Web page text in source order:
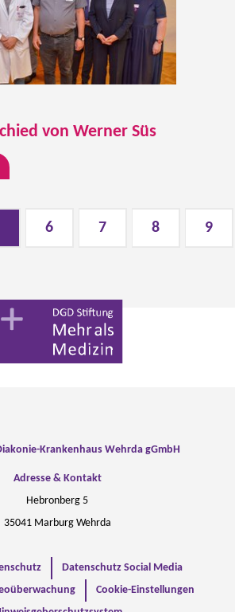
von Werner Süs
6 7 8 9
Krankenhaus Wehrda gGmbH
Adresse & Kontakt
Hebronberg 5
35041 Marburg Wehrda
Datenschutz Social Media
Cookie-Einstellungen